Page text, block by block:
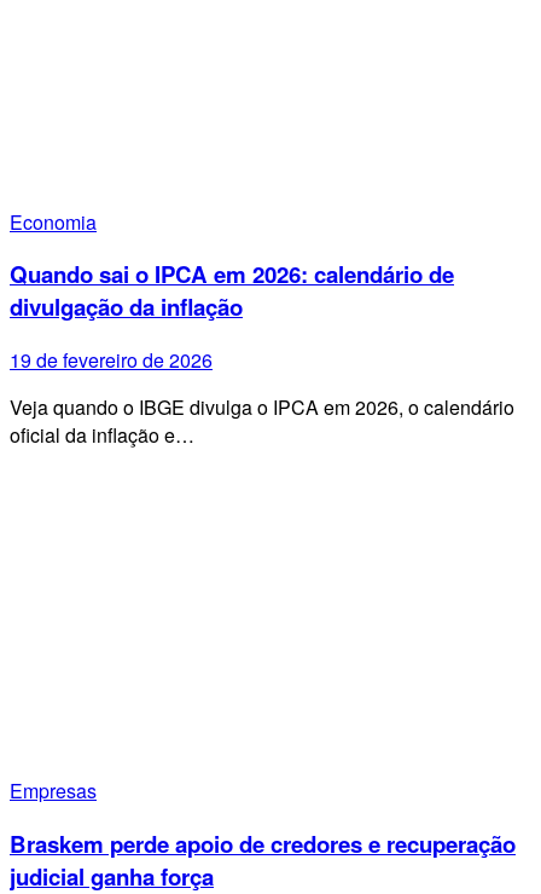
Economia
Quando sai o IPCA em 2026: calendário de
divulgação da inflação
19 de fevereiro de 2026
Veja quando o IBGE divulga o IPCA em 2026, o calendário
oficial da inflação e…
Empresas
Braskem perde apoio de credores e recuperação
judicial ganha força